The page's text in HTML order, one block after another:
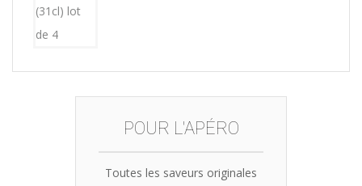
POUR L'APÉRO
Toutes les saveurs originales